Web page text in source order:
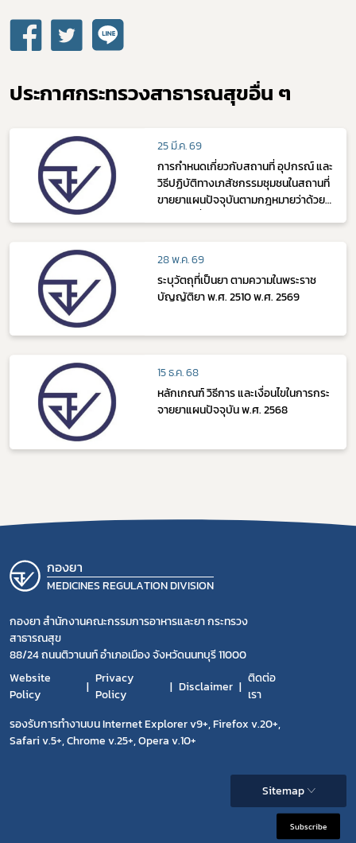
ประกาศกระทรวงสาธารณสุขอื่น ๆ
25 มี.ค. 69
การกำหนดเกี่ยวกับสถานที่ อุปกรณ์ และ
วิธีปฏิบัติทางเภสัชกรรมชุมชนในสถานที่
ขายยาแผนปัจจุบันตามกฎหมายว่าด้วย
28 พ.ค. 69
ระบุวัตถุที่เป็นยา ตามความในพระราช
บัญญัติยา พ.ศ. 2510 พ.ศ. 2569
15 ธ.ค. 68
หลักเกณฑ์ วิธีการ และเงื่อนไขในการกระ
จายยาแผนปัจจุบัน พ.ศ. 2568
กองยา
MEDICINES REGULATION DIVISION
กองยา สำนักงานคณะกรรมการอาหารและยา กระทรวง
สาธารณสุข
88/24 ถนนติวานนท์ อำเภอเมือง จังหวัดนนทบุรี 11000
Website
Policy
Privacy
Policy
Disclaimer
ติดต่อ
เรา
รองรับการทำงานบน Internet Explorer v9+, Firefox v.20+,
Safari v.5+, Chrome v.25+, Opera v.10+
Sitemap
Subscribe